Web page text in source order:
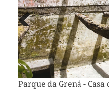
Parque da Grená - Casa
Vorheriges
Bild